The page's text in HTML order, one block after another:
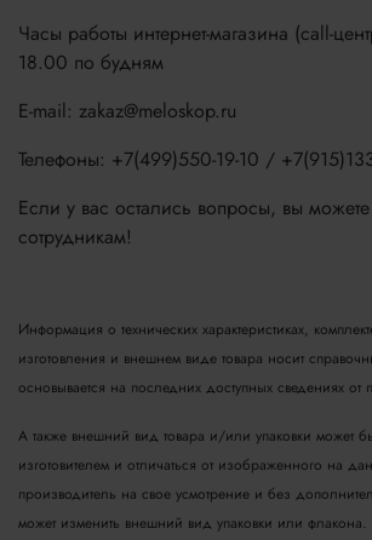
Часы работы интернет-магазина (call-
18.00 по будням
E-mail: zakaz@meloskop.ru
Телефоны: +7(499)550-19-10 /
Если у вас остались вопросы, вы
сотрудникам!
Информация о технических характеристиках,
изготовления и внешнем виде товара носит
основывается на последних доступных сведениях от
А также внешний вид товара и/или упаковки может
изготовителем и отличаться от изображенного на
производитель на свое усмотрение и без
может изменить внешний вид упаковки или флакона.